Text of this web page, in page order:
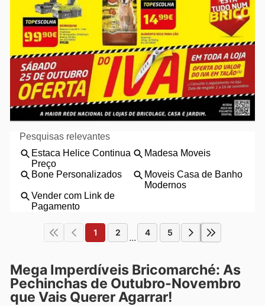
1 2 ... 4 5
Mega Imperdíveis Bricomarché: As
Pechinchas de Outubro-Novembro
que Vais Querer Agarrar!